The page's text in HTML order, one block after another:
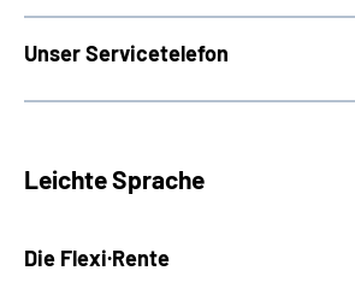
Unser Servicetelefon
Leichte Sprache
Die Flexi·Rente